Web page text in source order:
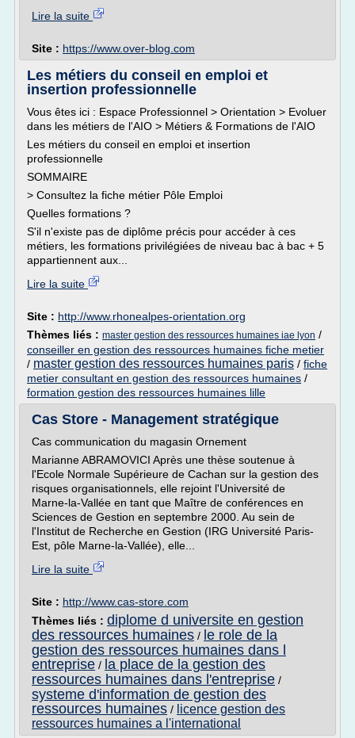
Lire la suite
Site : https://www.over-blog.com
Les métiers du conseil en emploi et
insertion professionnelle
Vous êtes ici : Espace Professionnel > Orientation > Evoluer
dans les métiers de l'AIO > Métiers & Formations de l'AIO
Les métiers du conseil en emploi et insertion
professionnelle
SOMMAIRE
> Consultez la fiche métier Pôle Emploi
Quelles formations ?
S'il n'existe pas de diplôme précis pour accéder à ces
métiers, les formations privilégiées de niveau bac à bac + 5
appartiennent aux...
Lire la suite
Site : http://www.rhonealpes-orientation.org
Thèmes liés : master gestion des ressources humaines iae lyon /
conseiller en gestion des ressources humaines fiche metier
/ master gestion des ressources humaines paris / fiche
metier consultant en gestion des ressources humaines /
formation gestion des ressources humaines lille
Cas Store - Management stratégique
Cas communication du magasin Ornement
Marianne ABRAMOVICI Après une thèse soutenue à
l'Ecole Normale Supérieure de Cachan sur la gestion des
risques organisationnels, elle rejoint l'Université de
Marne-la-Vallée en tant que Maître de conférences en
Sciences de Gestion en septembre 2000. Au sein de
l'Institut de Recherche en Gestion (IRG Université Paris-
Est, pôle Marne-la-Vallée), elle...
Lire la suite
Site : http://www.cas-store.com
Thèmes liés : diplome d universite en gestion
des ressources humaines / le role de la
gestion des ressources humaines dans l
entreprise / la place de la gestion des
ressources humaines dans l'entreprise /
systeme d'information de gestion des
ressources humaines / licence gestion des
ressources humaines a l'international